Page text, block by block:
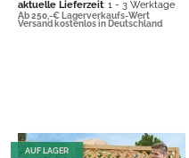
aktuelle Lieferzeit: 1 - 3 Werktage
Ab 250,-€ Lagerverkaufs-Wert
Versand kostenlos in Deutschland
AUF LAGER